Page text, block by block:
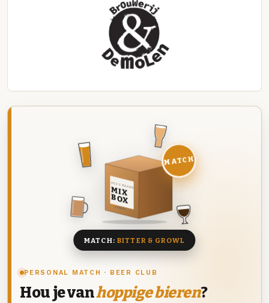
PERSONAL MATCH · BEER CLUB
Hou je vanhoppige bieren?
DEZE MAAND
MIX
BOX
8 BIEREN
MATCH
MATCH: BITTER & GROWL